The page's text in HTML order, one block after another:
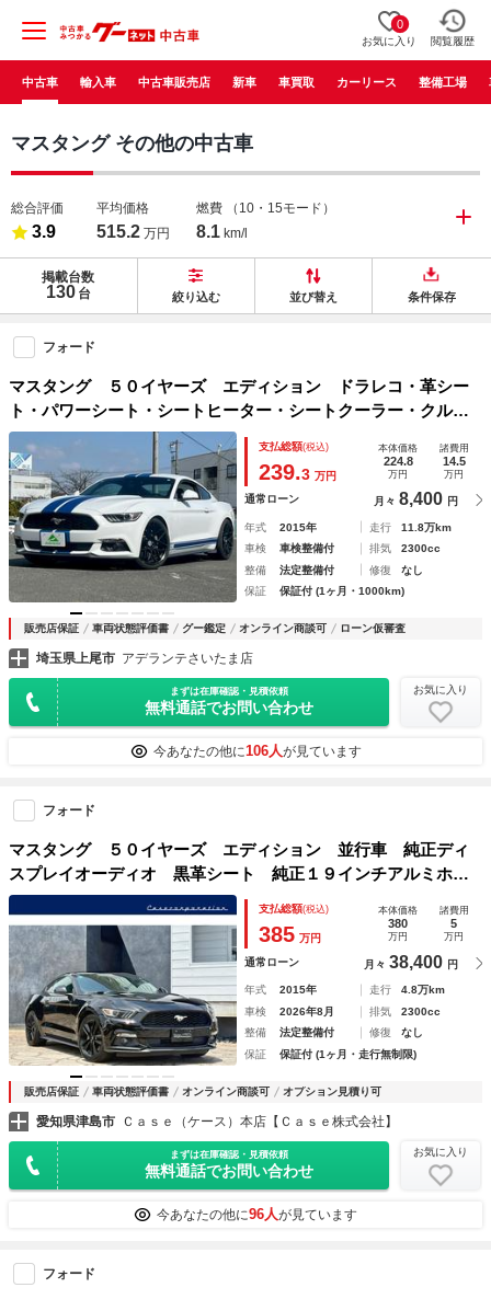
0
お気に入り 閲覧履歴
中古車 輸入車 中古車販売店 新車 車買取 カーリース 整備工場
マスタング その他の中古車
総合評価
3.9
平均価格
515.2 万円
燃費 （10・15モード）
8.1 km/l
掲載台数
130 台 絞り込む 並び替え 条件保存
フォード
マスタング ５０イヤーズ エディション ドラレコ・革シー
ト・パワーシート・シートヒーター・シートクーラー・クルコ
ン・ＥＴＣ・ＨＲＥパフォーマンスホール・フォグ・スマート
キー・プッシュスタート
支払総額(税込)
239.3 万円
本体価格
224.8
万円
諸費用
14.5
万円
通常ローン 月々 8,400 円
年式 2015年 走行
11.8万km
車検
車検整備付 排気
2300cc
整備
法定整備付 修復
なし
保証
保証付 (1ヶ月・1000km)
販売店保証 車両状態評価書 グー鑑定 オンライン商談可 ローン仮審査
埼玉県上尾市 アデランテさいたま店
まずは在庫確認・見積依頼
無料通話でお問い合わせ
お気に入り
今あなたの他に106人が見ています
フォード
マスタング ５０イヤーズ エディション 並行車 純正ディ
スプレイオーディオ 黒革シート 純正１９インチアルミホイ
ール シートヒーター／ベンチレーション クルーズコントト
ロール ＬＥＤヘッドライト バックカメラ パワーシート
ドラレコ ＥＴＣ
支払総額(税込)
385 万円
本体価格
380
万円
諸費用
5
万円
通常ローン 月々 38,400 円
年式 2015年 走行
4.8万km
車検
2026年8月 排気
2300cc
整備
法定整備付 修復
なし
保証
保証付 (1ヶ月・走行無制限)
販売店保証 車両状態評価書 オンライン商談可 オプション見積り可
愛知県津島市 Ｃａｓｅ（ケース）本店【Ｃａｓｅ株式会社】
まずは在庫確認・見積依頼
無料通話でお問い合わせ
お気に入り
今あなたの他に96人が見ています
フォード